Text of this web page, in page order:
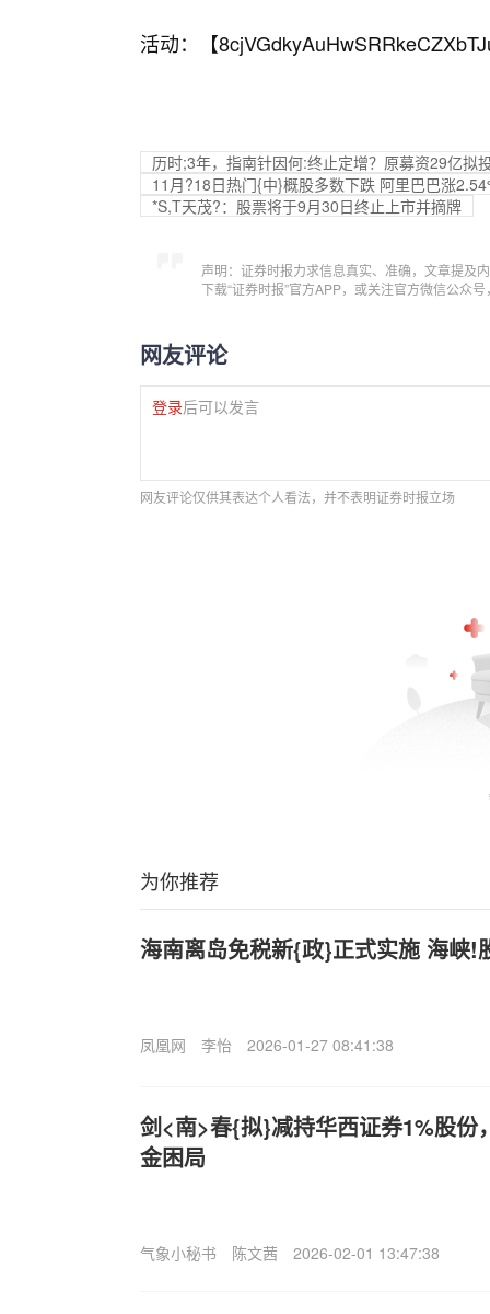
活动：【
历时;3年，指南针因何:终止定增？原募资29亿拟
11月?18日热门{中}概股多数下跌 阿里巴巴涨
*S,T天茂?：股票将于9月30日终止上市并摘牌
声明：证券时报力求信息真实、准确，文章提及
下载“证券时报”官方APP，或关注官方微信公众
网友评论
登录后可以发言
网友评论仅供其表达个人看法，并不表明证券时报立场
为你推荐
海南离岛免税新{政}正式实施 海峡!
凤凰网 李怡 2026-01-27 08:41:38
剑<南>春{拟}减持华西证券1%股份
金困局
气象小秘书 陈文茜 2026-02-01 13:47:38